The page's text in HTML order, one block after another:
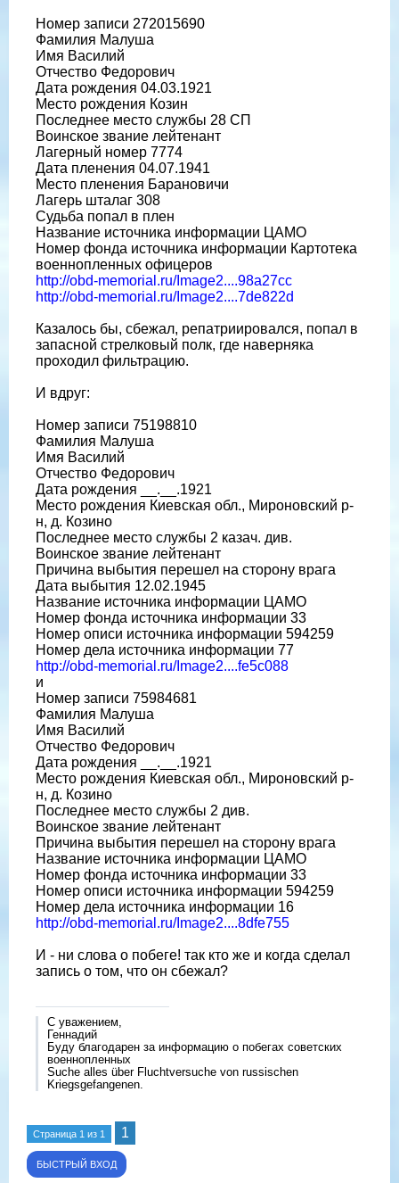
Номер записи 272015690
Фамилия Малуша
Имя Василий
Отчество Федорович
Дата рождения 04.03.1921
Место рождения Козин
Последнее место службы 28 СП
Воинское звание лейтенант
Лагерный номер 7774
Дата пленения 04.07.1941
Место пленения Барановичи
Лагерь шталаг 308
Судьба попал в плен
Название источника информации ЦАМО
Номер фонда источника информации Картотека
военнопленных офицеров
http://obd-memorial.ru/Image2....98a27cc
http://obd-memorial.ru/Image2....7de822d
Казалось бы, сбежал, репатриировался, попал в
запасной стрелковый полк, где наверняка
проходил фильтрацию.
И вдруг:
Номер записи 75198810
Фамилия Малуша
Имя Василий
Отчество Федорович
Дата рождения __.__.1921
Место рождения Киевская обл., Мироновский р-
н, д. Козино
Последнее место службы 2 казач. див.
Воинское звание лейтенант
Причина выбытия перешел на сторону врага
Дата выбытия 12.02.1945
Название источника информации ЦАМО
Номер фонда источника информации 33
Номер описи источника информации 594259
Номер дела источника информации 77
http://obd-memorial.ru/Image2....fe5c088
и
Номер записи 75984681
Фамилия Малуша
Имя Василий
Отчество Федорович
Дата рождения __.__.1921
Место рождения Киевская обл., Мироновский р-
н, д. Козино
Последнее место службы 2 див.
Воинское звание лейтенант
Причина выбытия перешел на сторону врага
Название источника информации ЦАМО
Номер фонда источника информации 33
Номер описи источника информации 594259
Номер дела источника информации 16
http://obd-memorial.ru/Image2....8dfe755
И - ни слова о побеге! так кто же и когда сделал
запись о том, что он сбежал?
С уважением,
Геннадий
Буду благодарен за информацию о побегах советских
военнопленных
Suche alles über Fluchtversuche von russischen
Kriegsgefangenen.
Страница 1 из 1 1